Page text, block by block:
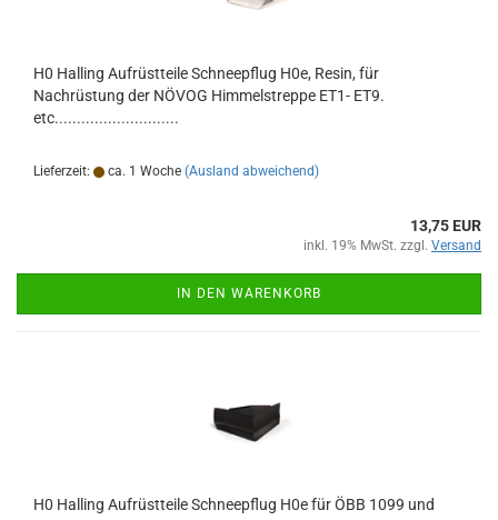
H0 Halling Aufrüstteile Schneepflug H0e, Resin, für
Nachrüstung der NÖVOG Himmelstreppe ET1- ET9.
etc............................
Lieferzeit: ca. 1 Woche (Ausland abweichend)
13,75 EUR
inkl. 19% MwSt. zzgl. Versand
IN DEN WARENKORB
H0 Halling Aufrüstteile Schneepflug H0e für ÖBB 1099 und